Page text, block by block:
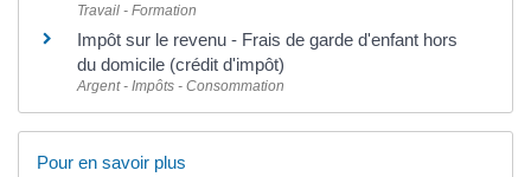
Travail - Formation
Impôt sur le revenu - Frais de garde d'enfant hors
du domicile (crédit d'impôt)
Argent - Impôts - Consommation
Pour en savoir plus